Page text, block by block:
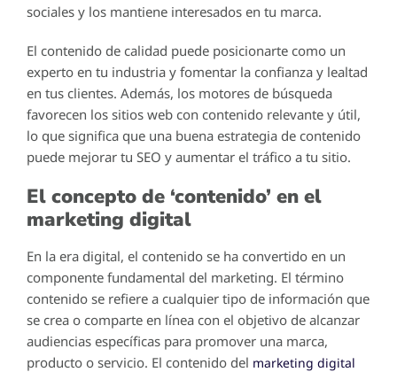
sociales y los mantiene interesados en tu marca.
El contenido de calidad puede posicionarte como un
experto en tu industria y fomentar la confianza y lealtad
en tus clientes. Además, los motores de búsqueda
favorecen los sitios web con contenido relevante y útil,
lo que significa que una buena estrategia de contenido
puede mejorar tu SEO y aumentar el tráfico a tu sitio.
El concepto de ‘contenido’ en el
marketing digital
En la era digital, el contenido se ha convertido en un
componente fundamental del marketing. El término
contenido se refiere a cualquier tipo de información que
se crea o comparte en línea con el objetivo de alcanzar
audiencias específicas para promover una marca,
producto o servicio. El contenido del marketing digital